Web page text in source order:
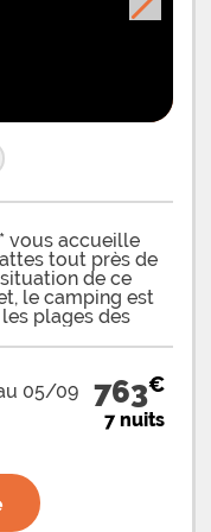
vous accueille
tout près de
de ce
le camping est
plages des
du Grand Petit
Ce camping est
de ce camping est
au coeur
pour la
uns
le lac. 3
La
et la
05/09
763€
7 nuits